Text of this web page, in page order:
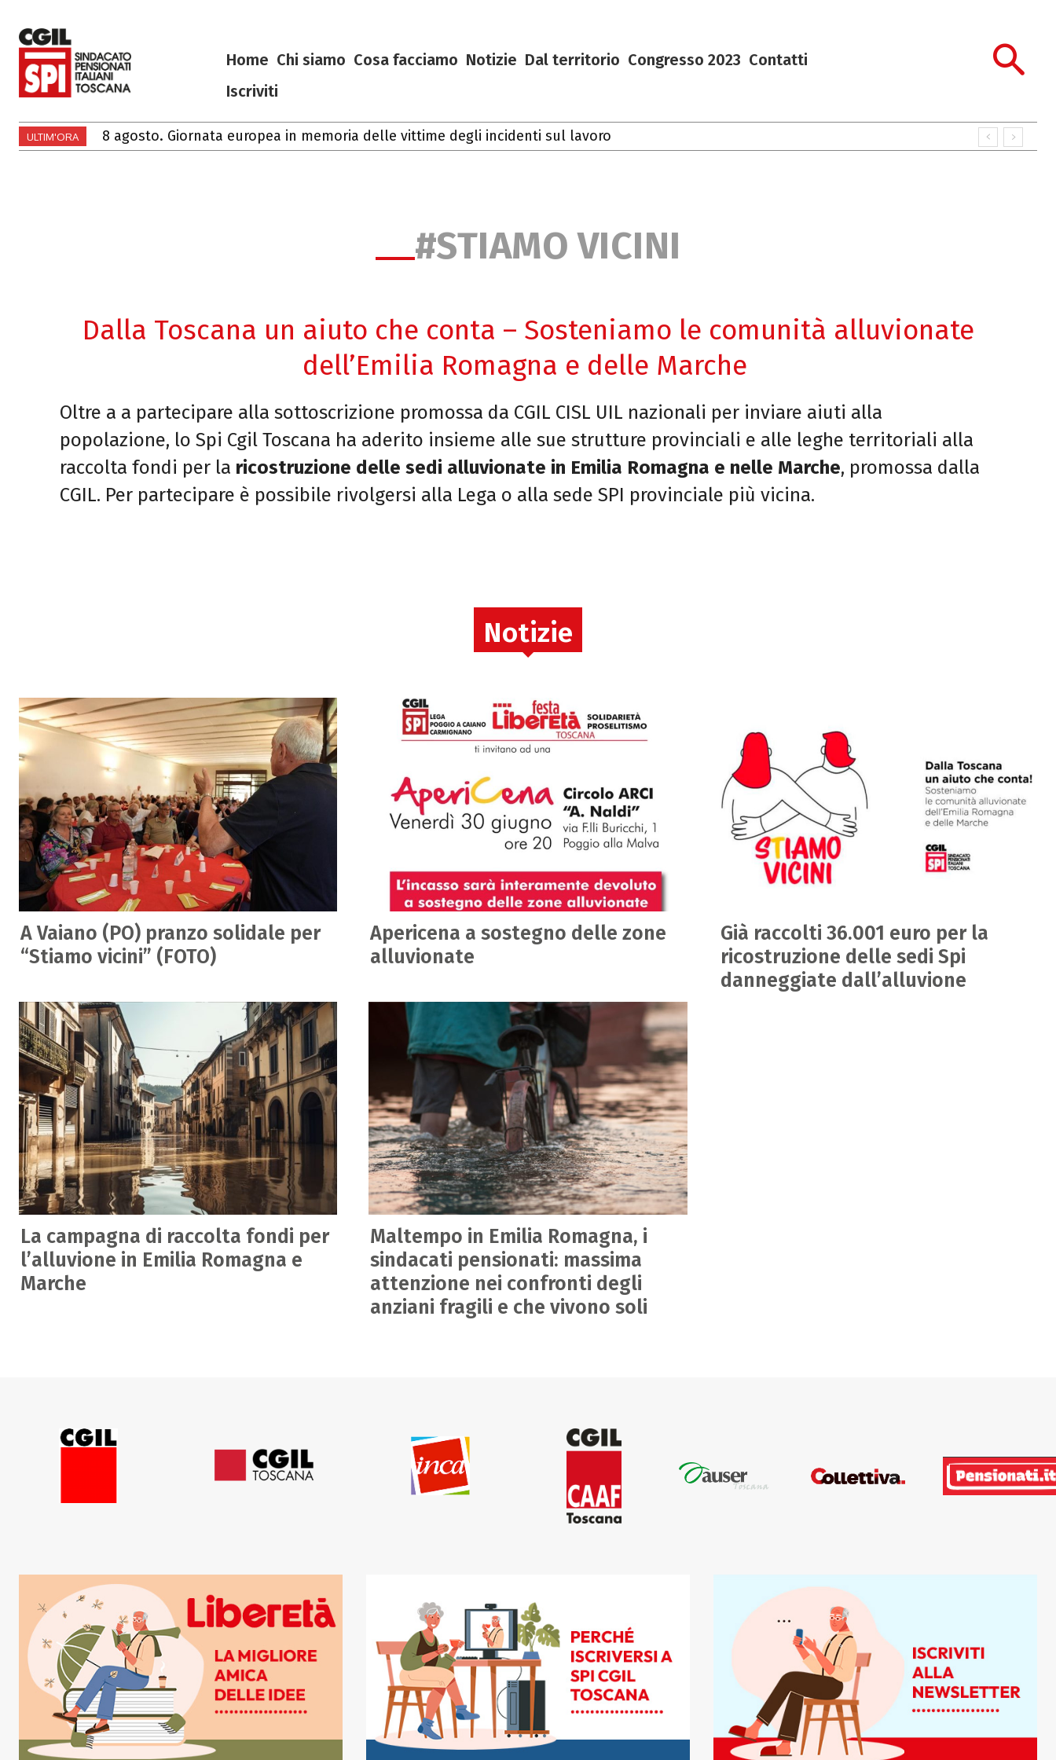
Home Chi siamo Cosa facciamo Notizie Dal territorio Congresso 2023 Contatti
Iscriviti
ULTIM'ORA 8 agosto. Giornata europea in memoria delle vittime degli incidenti sul lavoro
Ciao Francesco
#STIAMO VICINI
Dalla Toscana un aiuto che conta – Sosteniamo le comunità alluvionate
dell’Emilia Romagna e delle Marche
Oltre a a partecipare alla sottoscrizione promossa da CGIL CISL UIL nazionali per inviare aiuti alla
popolazione, lo Spi Cgil Toscana ha aderito insieme alle sue strutture provinciali e alle leghe territoriali alla
raccolta fondi per la ricostruzione delle sedi alluvionate in Emilia Romagna e nelle Marche, promossa dalla
CGIL. Per partecipare è possibile rivolgersi alla Lega o alla sede SPI provinciale più vicina.
Notizie
A Vaiano (PO) pranzo solidale per
“Stiamo vicini” (FOTO)
Apericena a sostegno delle zone
alluvionate
Già raccolti 36.001 euro per la
ricostruzione delle sedi Spi
danneggiate dall’alluvione
La campagna di raccolta fondi per
l’alluvione in Emilia Romagna e
Marche
Maltempo in Emilia Romagna, i
sindacati pensionati: massima
attenzione nei confronti degli
anziani fragili e che vivono soli